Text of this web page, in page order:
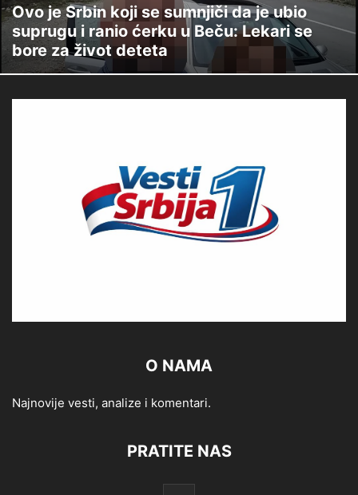
Ovo je Srbin koji se sumnjiči da je ubio
suprugu i ranio ćerku u Beču: Lekari se
bore za život deteta
O NAMA
Najnovije vesti, analize i komentari.
PRATITE NAS